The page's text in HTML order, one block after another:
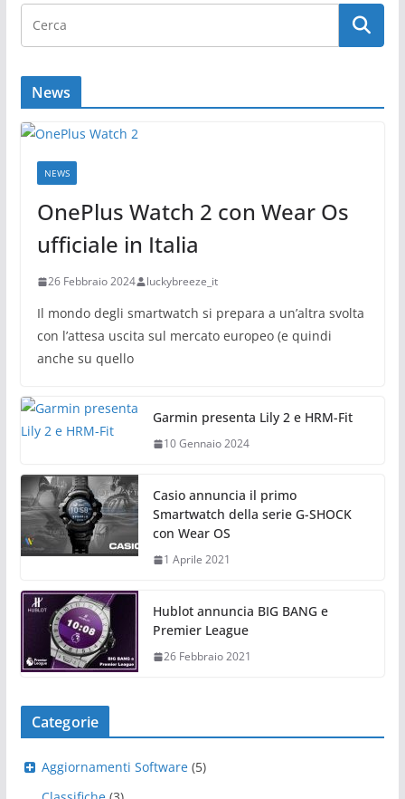
News
NEWS
OnePlus Watch 2 con Wear Os
ufficiale in Italia
26 Febbraio 2024 luckybreeze_it
Il mondo degli smartwatch si prepara a un’altra svolta
con l’attesa uscita sul mercato europeo (e quindi
anche su quello
Garmin presenta Lily 2 e HRM-Fit
10 Gennaio 2024
Casio annuncia il primo
Smartwatch della serie G-SHOCK
con Wear OS
1 Aprile 2021
Hublot annuncia BIG BANG e
Premier League
26 Febbraio 2021
Categorie
Aggiornamenti Software (5)